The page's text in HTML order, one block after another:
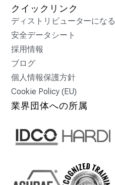
クイックリンク
ディストリビューターになる
安全データシート
採用情報
ブログ
個人情報保護方針
Cookie Policy (EU)
業界団体への所属